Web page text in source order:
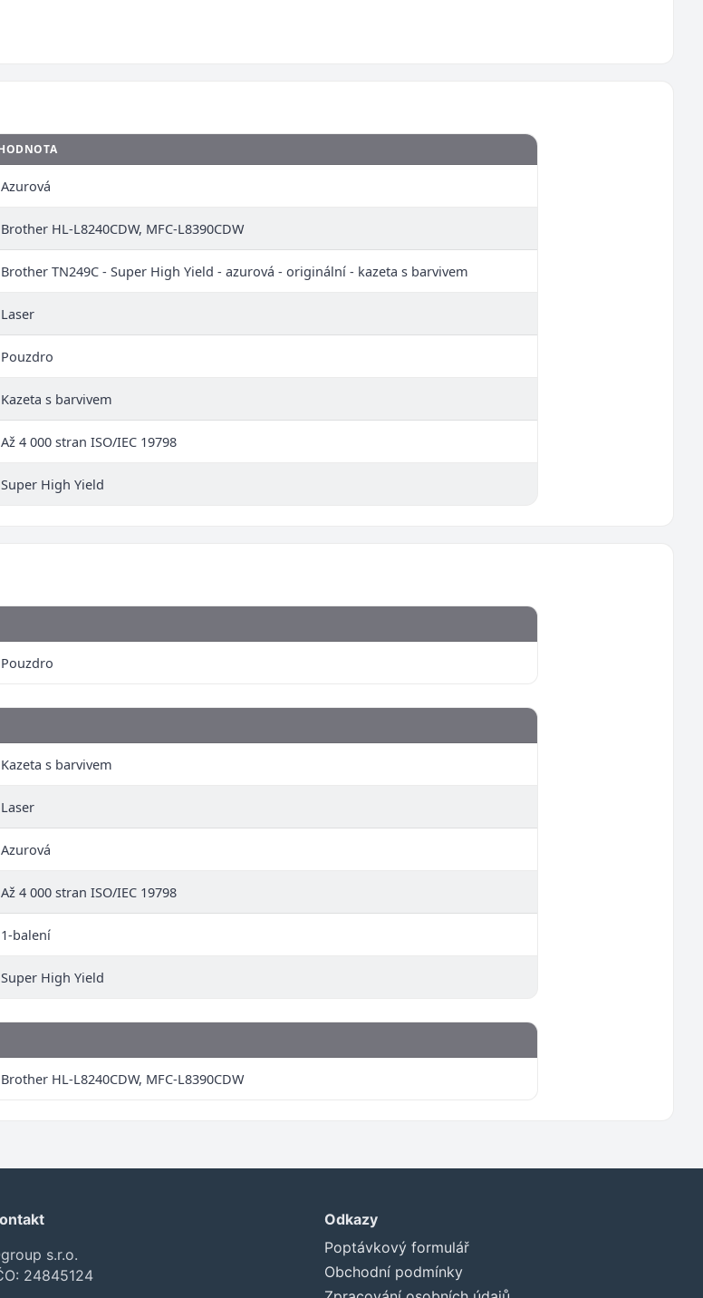
Azurová
Brother HL-L8240CDW, MFC-L8390CDW
Brother TN249C - Super High Yield - azurová - originální - kazeta s barvivem
Laser
Pouzdro
Kazeta s barvivem
Až 4 000 stran ISO/IEC 19798
Super High Yield
Pouzdro
Kazeta s barvivem
Laser
Azurová
Až 4 000 stran ISO/IEC 19798
1-balení
Super High Yield
Brother HL-L8240CDW, MFC-L8390CDW
s.r.o.
24845124
Odkazy
Poptávkový formulář
Obchodní podmínky